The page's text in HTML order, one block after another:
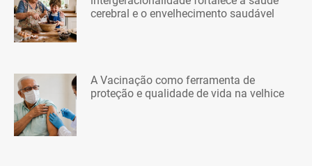
cerebral e o envelhecimento saudável
A Vacinação como ferramenta de
proteção e qualidade de vida na velhice